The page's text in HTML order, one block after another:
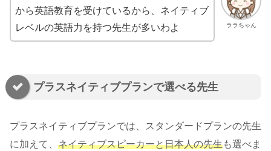
ララちゃん
から英語教育を受けているから、ネイティブ
レベルの英語力を持つ先生が多いわよ
プラスネイティブプランで選べる先生
プラスネイティブプランでは、スタンダードプランの先生
に加えて、 ネイティブスピーカーと日本人の先生も選べま